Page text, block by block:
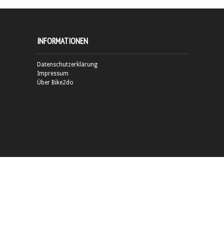
INFORMATIONEN
Datenschutzerklärung
Impressum
Über Bike2do